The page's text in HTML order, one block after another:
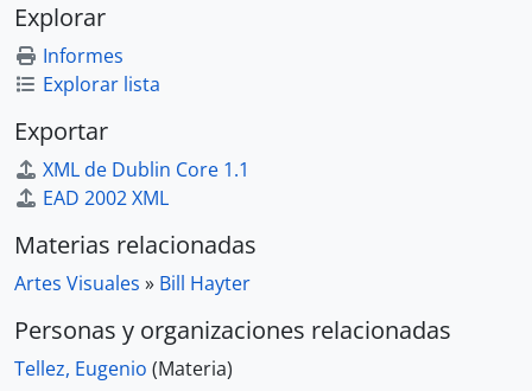
Explorar
Informes
Explorar lista
Exportar
XML de Dublin Core 1.1
EAD 2002 XML
Materias relacionadas
Artes Visuales » Bill Hayter
Personas y organizaciones relacionadas
Tellez, Eugenio (Materia)